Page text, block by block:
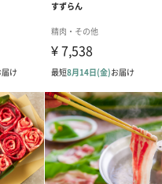
ラチン、チキンエキス、発酵
オイル、昆布エキス、食塩、
ミノ酸等）、酒精、増粘剤
(一部に小麦・大豆・鶏肉・ゼラ
米発酵調味料、かつおエキ
節エキス、かつお節だし、昆
調味料（アミノ酸等）、（一
含む）